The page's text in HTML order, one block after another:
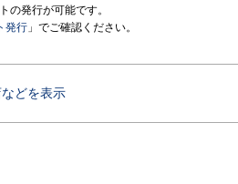
の発行が可能です。
発行 」でご確認ください。
どを表示